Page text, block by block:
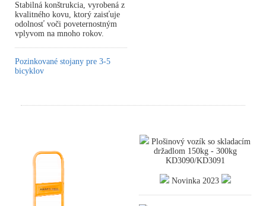
Stabilná konštrukcia, vyrobená z
kvalitného kovu, ktorý zaisťuje
odolnosť voči poveternostným
vplyvom na mnoho rokov.
Pozinkované stojany pre 3-5
bicyklov
Plošinový vozík so skladacím
držadlom 150kg - 300kg
KD3090/KD3091
Novinka 2023